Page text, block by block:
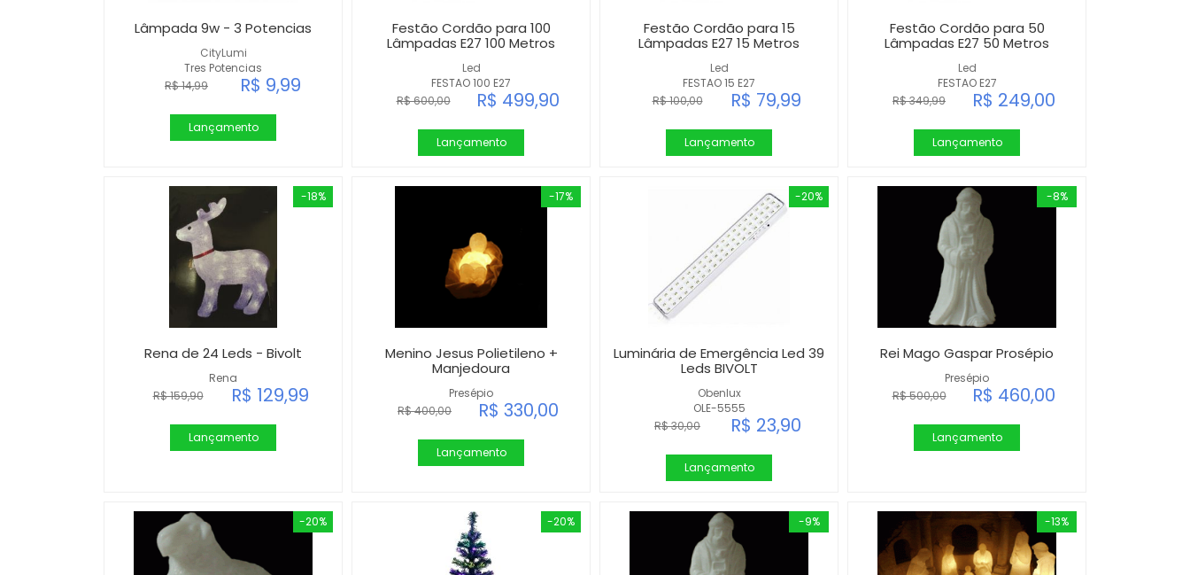
CityLumi
Tres Potencias
Lâmpada 9w - 3 Potencias
R$ 14,99 R$ 9,99
Lançamento
Led
FESTAO 100 E27
Festão Cordão para 100
Lâmpadas E27 100 Metros
R$ 600,00 R$ 499,90
Lançamento
Led
FESTAO 15 E27
Festão Cordão para 15
Lâmpadas E27 15 Metros
R$ 100,00 R$ 79,99
Lançamento
Led
FESTAO E27
Festão Cordão para 50
Lâmpadas E27 50 Metros
R$ 349,99 R$ 249,00
Lançamento
-18%
Rena
Rena de 24 Leds - Bivolt
R$ 159,90 R$ 129,99
Lançamento
-17%
Presépio
Menino Jesus Polietileno +
Manjedoura
R$ 400,00 R$ 330,00
Lançamento
-20%
Obenlux
OLE-5555
Luminária de Emergência Led 39
Leds BIVOLT
R$ 30,00 R$ 23,90
Lançamento
-8%
Presépio
Rei Mago Gaspar Prosépio
R$ 500,00 R$ 460,00
Lançamento
-20% -20% -9% -13%